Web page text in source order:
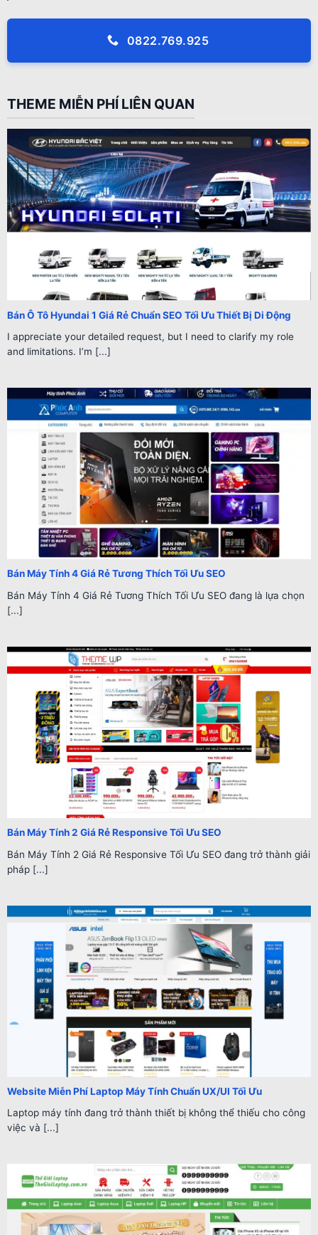
0822.769.925
THEME MIỄN PHÍ LIÊN QUAN
Bán Ô Tô Hyundai 1 Giá Rẻ Chuẩn SEO Tối Ưu Thiết Bị Di Động
I appreciate your detailed request, but I need to clarify my role
and limitations. I’m [...]
Bán Máy Tính 4 Giá Rẻ Tương Thích Tối Ưu SEO
Bán Máy Tính 4 Giá Rẻ Tương Thích Tối Ưu SEO đang là lựa chọn
[...]
Bán Máy Tính 2 Giá Rẻ Responsive Tối Ưu SEO
Bán Máy Tính 2 Giá Rẻ Responsive Tối Ưu SEO đang trở thành giải
pháp [...]
Website Miễn Phí Laptop Máy Tính Chuẩn UX/UI Tối Ưu
Laptop máy tính đang trở thành thiết bị không thể thiếu cho công
việc và [...]